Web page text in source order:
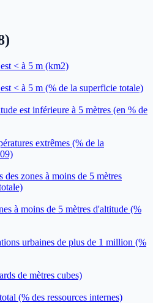
)
< à 5 m (km2)
< à 5 m (% de la superficie totale)
est inférieure à 5 mètres (en % de
extrêmes (% de la
zones à moins de 5 mètres
à moins de 5 mètres d'altitude (%
urbaines de plus de 1 million (%
de mètres cubes)
(% des ressources internes)